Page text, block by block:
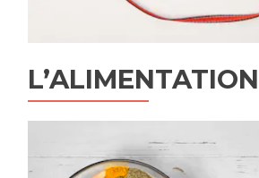
L’ALIMENTATION